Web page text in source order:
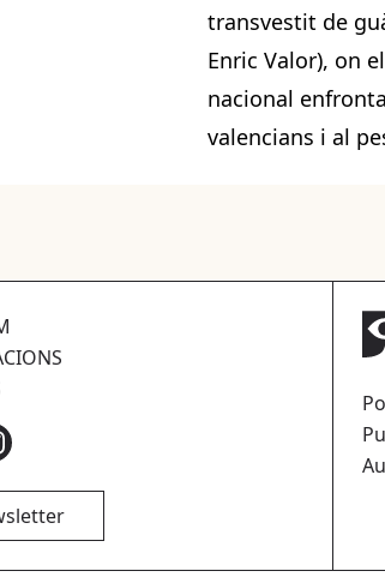
transvestit de
Enric Valor), on
nacional
valencians i al